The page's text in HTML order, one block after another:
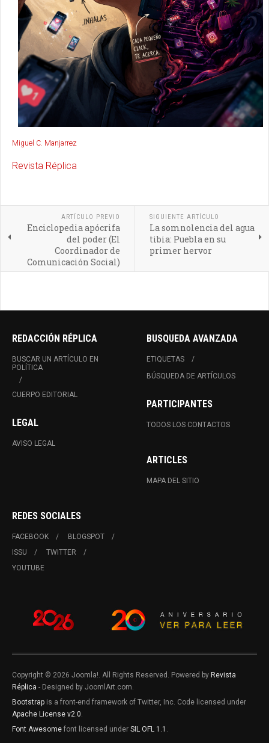
Miguel C. Manjarrez
Revista Réplica
ARTÍCULO PREVIO
Enciclopedia apócrifa
del poder (El
Coordinador de
Comunicación Social)
SIGUIENTE ARTÍCULO
La somnolencia del agua
tibia: Puebla en su
primer hervor
REDACCIÓN RÉPLICA
BUSCAR UN ARTÍCULO EN
POLÍTICA
CUERPO EDITORIAL
LEGAL
AVISO LEGAL
BUSQUEDA AVANZADA
ETIQUETAS
BÚSQUEDA DE ARTÍCULOS
PARTICIPANTES
TODOS LOS CONTACTOS
ARTICLES
MAPA DEL SITIO
REDES SOCIALES
FACEBOOK
BLOGSPOT
ISSU
TWITTER
YOUTUBE
Copyright © 2026 Joomla!. All Rights Reserved. Powered by Revista
Réplica - Designed by JoomlArt.com.
Bootstrap is a front-end framework of Twitter, Inc. Code licensed under
Apache License v2.0.
Font Awesome font licensed under SIL OFL 1.1 .